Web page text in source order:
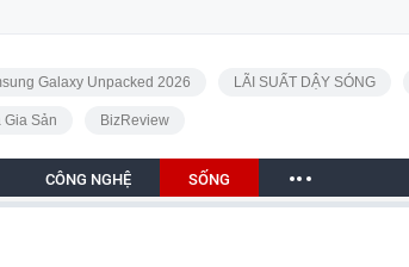
Galaxy Unpacked 2026 LÃI SUẤT DẬY SÓNG
Gia Sản BizReview
CÔNG NGHỆ SỐNG